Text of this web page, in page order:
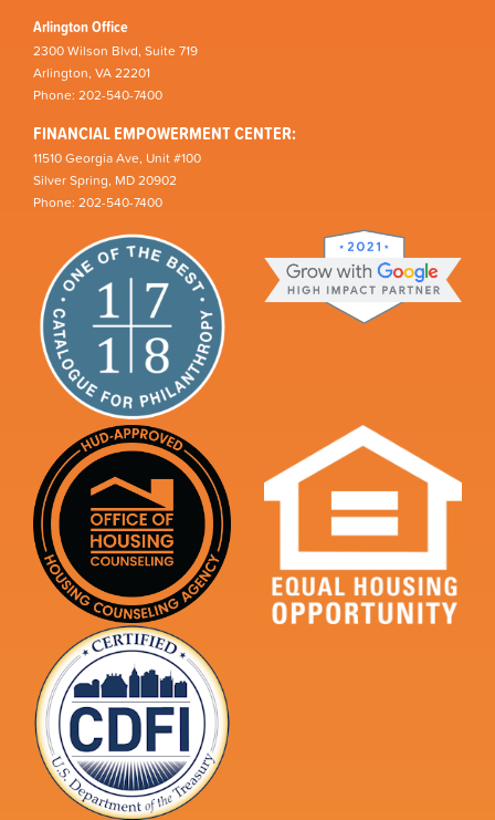
Arlington Office
2300 Wilson Blvd, Suite 719
Arlington, VA 22201
Phone: 202-540-7400
FINANCIAL EMPOWERMENT CENTER:
11510 Georgia Ave, Unit #100
Silver Spring, MD 20902
Phone: 202-540-7400